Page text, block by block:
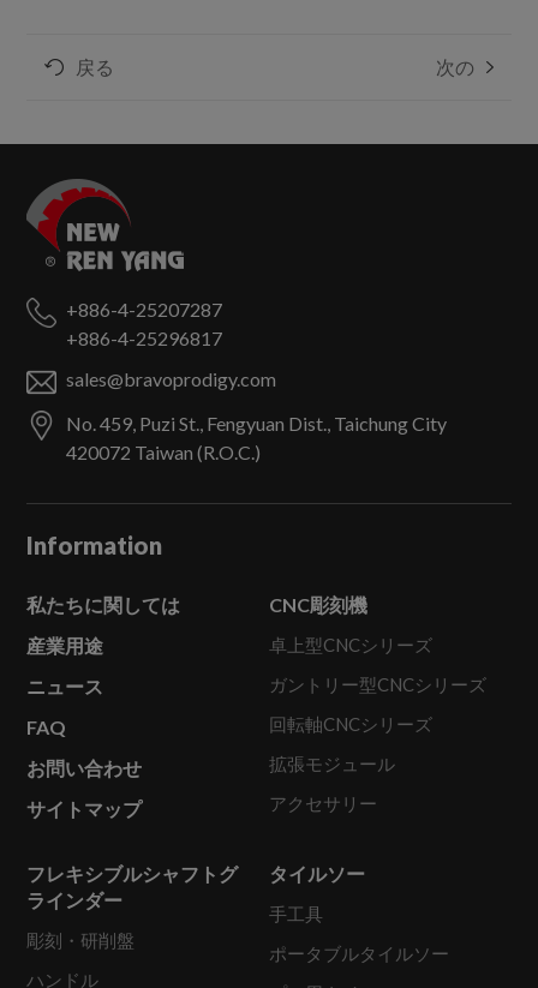
戻る 次の
Information
私たちに関しては
産業用途
ニュース
FAQ
お問い合わせ
サイトマップ
CNC彫刻機
卓上型CNCシリーズ
ガントリー型CNCシリーズ
回転軸CNCシリーズ
拡張モジュール
アクセサリー
フレキシブルシャフトグ
ラインダー
彫刻・研削盤
ハンドル
タイルソー
手工具
ポータブルタイルソー
+886-4-25207287
+886-4-25296817
sales@bravoprodigy.com
No. 459, Puzi St., Fengyuan Dist., Taichung City
420072 Taiwan (R.O.C.)